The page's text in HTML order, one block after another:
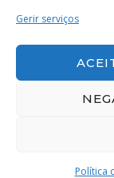
Gerir serviços
Política